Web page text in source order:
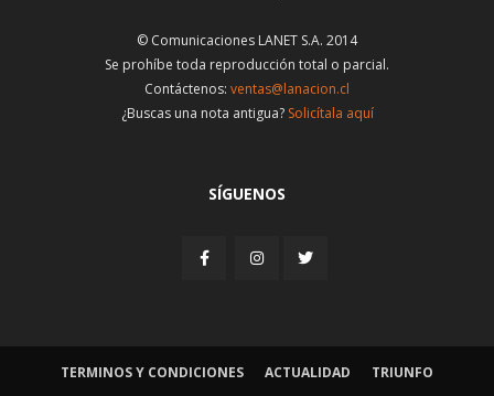
© Comunicaciones LANET S.A. 2014
Se prohíbe toda reproducción total o parcial.
Contáctenos: ventas@lanacion.cl
¿Buscas una nota antigua? Solicítala aquí
SÍGUENOS
TERMINOS Y CONDICIONES ACTUALIDAD TRIUNFO